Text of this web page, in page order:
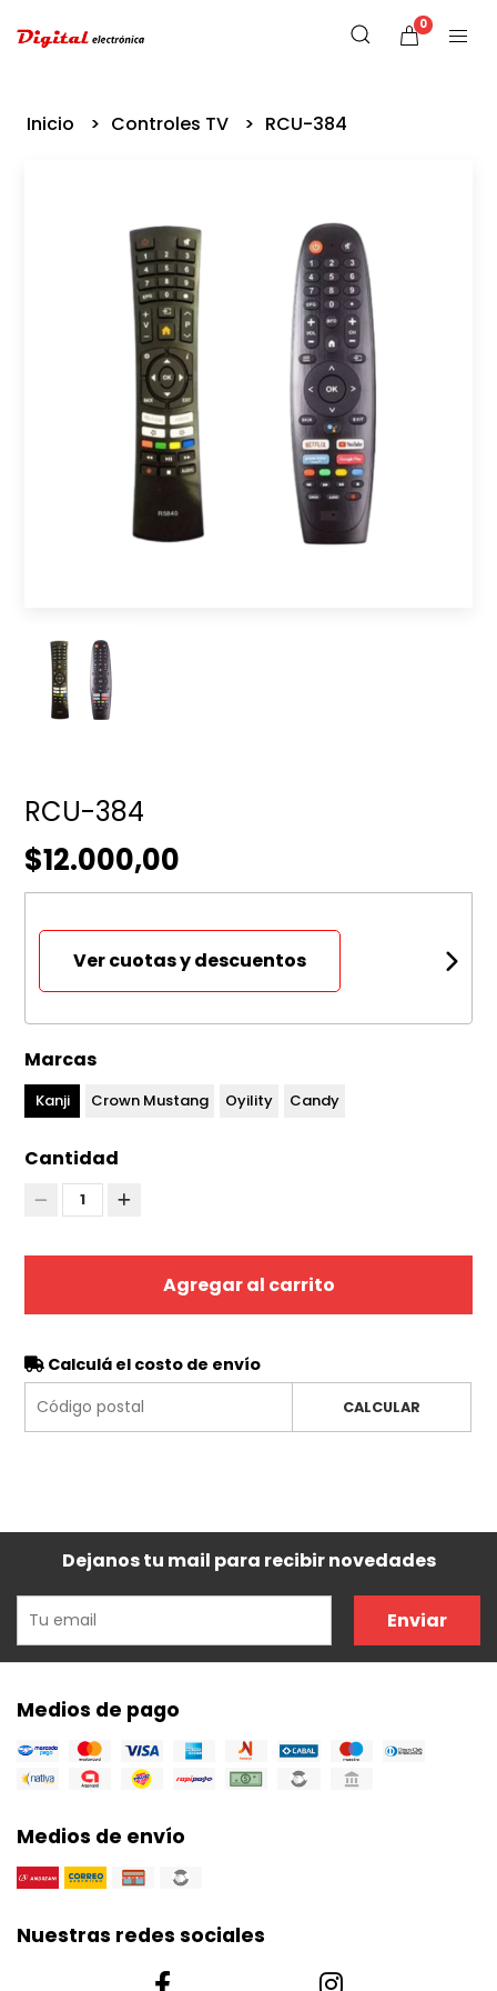
0
Inicio Controles TV RCU-384
RCU-384
$12.000,00
Ver cuotas y descuentos
Marcas
Kanji Crown Mustang Oyility Candy
Cantidad
1
Agregar al carrito
Calculá el costo de envío
CALCULAR
Dejanos tu mail para recibir novedades
Enviar
Medios de pago
Medios de envío
Nuestras redes sociales